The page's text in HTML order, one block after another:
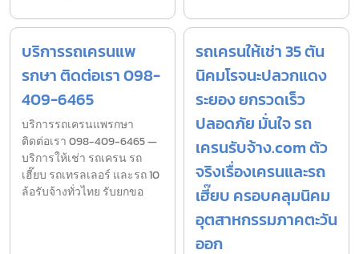
บริการรถเครนแพ
รกษา ติดต่อเรา 098-
409-6465
บริการรถเครนแพรกษา
ติดต่อเรา 098-409-6465 —
บริการให้เช่า รถเครน รถ
เฮี๊ยบ รถเทรลเลอร์ และรถ 10
ล้อรับจ้างทั่วไทย รับยกขอ
รถเครนให้เช่า 35 ตัน
นิคมโรจนะปลวกแดง
ระยอง ยกรวดเร็ว
ปลอดภัย มั่นใจ รถ
เครนรับจ้าง.com ตัว
จริงเรื่องเครนและรถ
เฮี๊ยบ ครอบคลุมนิคม
อุตสาหกรรมภาคตะวัน
ออก